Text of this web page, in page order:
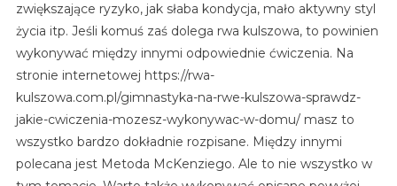
zwiększające ryzyko, jak słaba kondycja, mało aktywny styl
życia itp. Jeśli komuś zaś dolega rwa kulszowa, to powinien
wykonywać między innymi odpowiednie ćwiczenia. Na
stronie internetowej https://rwa-
kulszowa.com.pl/gimnastyka-na-rwe-kulszowa-sprawdz-
jakie-cwiczenia-mozesz-wykonywac-w-domu/ masz to
wszystko bardzo dokładnie rozpisane. Między innymi
polecana jest Metoda McKenziego. Ale to nie wszystko w